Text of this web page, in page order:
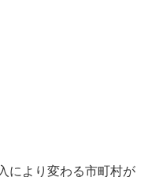
により変わる市町村が